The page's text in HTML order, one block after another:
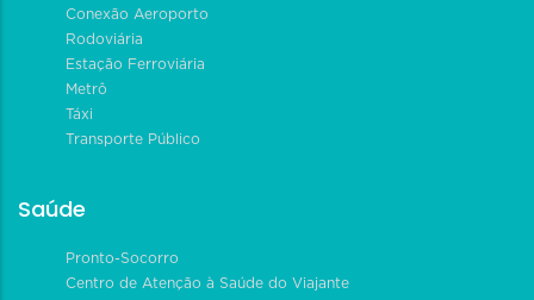
Conexão Aeroporto
Rodoviária
Estação Ferroviária
Metrô
Táxi
Transporte Público
Saúde
Pronto-Socorro
Centro de Atenção à Saúde do Viajante